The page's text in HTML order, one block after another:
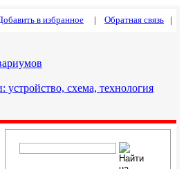
в избранное | Обратная связь |
схема, технология